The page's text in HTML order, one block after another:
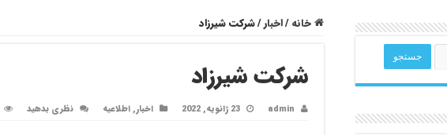
خانه/اخبار/شرکت شیرزاد
شرکت شیرزاد
admin 23 ژانویه, 2022 اخبار,اطلاعیه نظری بدهید